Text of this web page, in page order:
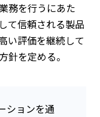
務を行うにあた
て信頼される製品
い評価を継続して
針を定める。
ションを通